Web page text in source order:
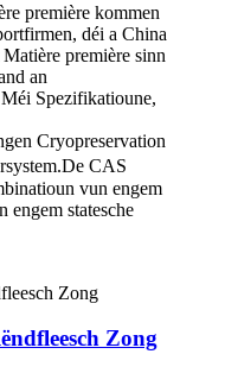
première kommen
déi a China
première sinn
an
Spezifikatioune,
Cryopreservation
CAS
vun engem
engem statesche
Zong